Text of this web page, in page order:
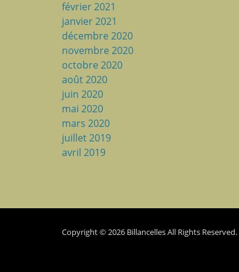
février 2021
janvier 2021
décembre 2020
novembre 2020
octobre 2020
août 2020
juin 2020
mai 2020
mars 2020
juillet 2019
avril 2019
Copyright © 2026 BillancellesAll Rights Reserved.